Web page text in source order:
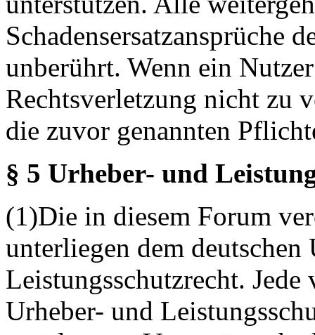
Schadensersatzansprüche
unberührt. Wenn ein
Rechtsverletzung nicht zu
die zuvor genannten
§ 5 Urheber- und
(1)Die in diesem Forum
unterliegen dem deutschen
Leistungsschutzrecht. Jede
Urheber- und